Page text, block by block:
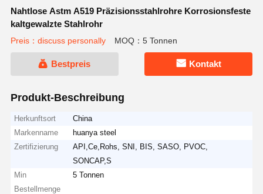
Nahtlose Astm A519 Präzisionsstahlrohre Korrosionsfeste
kaltgewalzte Stahlrohr
Preis：discuss personally MOQ：5 Tonnen
Bestpreis Kontakt
Produkt-Beschreibung
Herkunftsort
China
Markenname
huanya steel
Zertifizierung
API,Ce,Rohs, SNI, BIS, SASO, PVOC,
SONCAP,S
Min
Bestellmenge
5 Tonnen